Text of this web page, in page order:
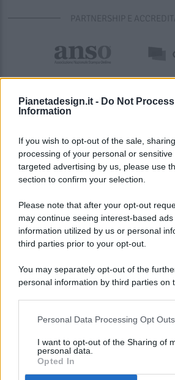
Pianetadesign.it - Do Not
Information
If you wish to opt-out of the sale,
processing of your personal or
targeted advertising by us, please use
section to confirm your selection.
Please note that after your opt-out
may continue seeing interest-based
information utilized by us or personal
third parties prior to your opt-out.
You may separately opt-out of the
personal information by third parties on
This information may also be disclosed
disclose it to other third parties.
Personal Data Processing Opt Outs
I want to opt-out of the Sharing of
personal data.
Opted In
PARTNERSHIP E
© 2026 - Pianeta Design - P.IVA
Registrata Al Tribunale Di Nocera
ISCRIZIONE AL ROC N. 35792 –
(ASSOCIAZIONE NAZIONALE
PREFERENZE